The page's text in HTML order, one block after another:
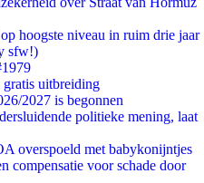
hoogste niveau in ruim drie jaar
sfw!)
uitbreiding
2027 is begonnen
politieke mening, laat
overspoeld met babykonijntjes
compensatie voor schade door